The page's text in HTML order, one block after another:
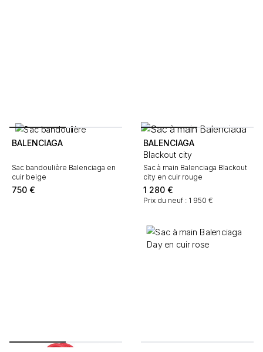
BALENCIAGA
Sac bandoulière Balenciaga en
cuir beige
750 €
BALENCIAGA
Blackout city
Sac à main Balenciaga Blackout
city en cuir rouge
1 280 €
Prix du neuf : 1 950 €